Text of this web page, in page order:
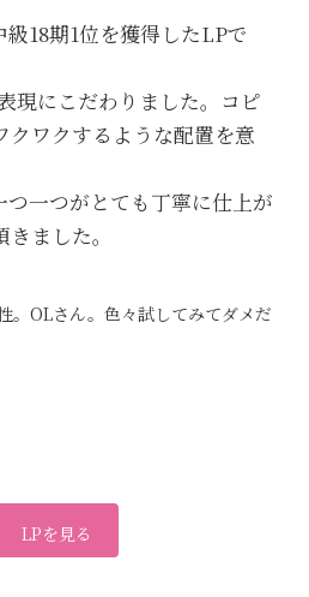
18期1位を獲得したLPで
現にこだわりました。コピ
クワクするような配置を意
つ一つがとても丁寧に仕上が
ました。
。OLさん。色々試してみてダメだ
LPを見る